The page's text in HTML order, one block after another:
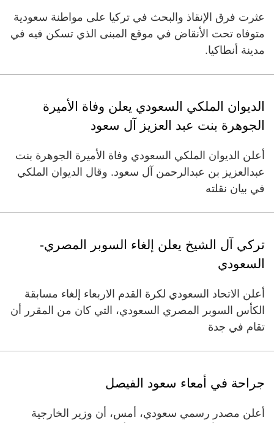
عثرت فرق الإنقاذ والبحث في تركيا على مواطنة سعودية
متوفاه تحت الأنقاض في موقع المبنى الذي تسكن فيه في
مدينة أنطاكيا.
الديوان الملكي السعودي يعلن وفاة الأميرة
الجوهرة بنت عبد العزيز آل سعود
أعلن الديوان الملكي السعودي وفاة الأميرة الجوهرة بنت
عبدالعزيز بن عبدالرحمن آل سعود. وقال الديوان الملكي
في بيان نقلته
تركي آل الشيخ يعلن إلغاء السوبر المصري-
السعودي
أعلن الاتحاد السعودي لكرة القدم الاربعاء إلغاء مسابقة
الكأس السوبر المصري السعودي، التي كان من المقرر أن
تقام في جدة
جراحة في أمعاء سعود الفيصل
أعلن مصدر رسمي سعودي، أمس، أن وزير الخارجية